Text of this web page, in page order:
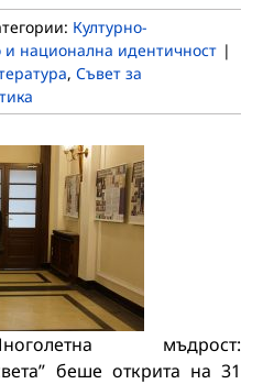
Културно-
и национална идентичност |
, Съвет за
мъдрост:
беше открита на 31